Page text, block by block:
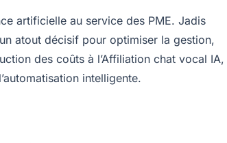
artificielle au service des PME. Jadis
atout décisif pour optimiser la gestion,
des coûts à l’Affiliation chat vocal IA,
intelligente.